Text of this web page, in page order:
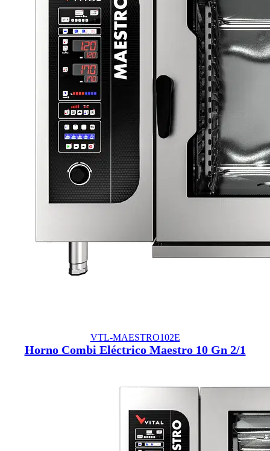
VTL-MAESTRO102E
Horno Combi Eléctrico Maestro 10 Gn 2/1